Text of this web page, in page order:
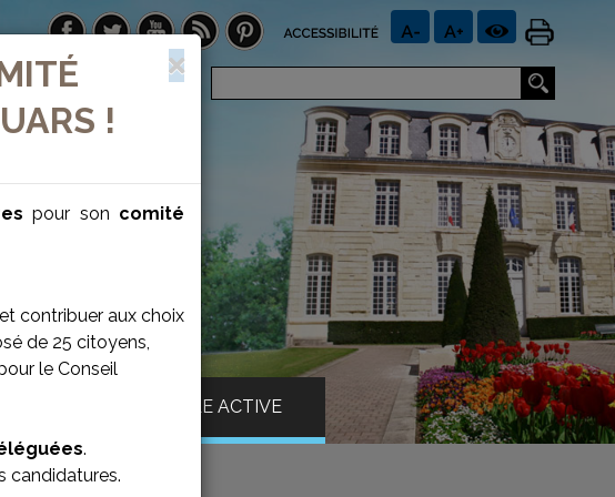
!
pour son comité
contribuer aux choix
de 25 citoyens,
le Conseil
.
candidatures.
VILLE ACTIVE